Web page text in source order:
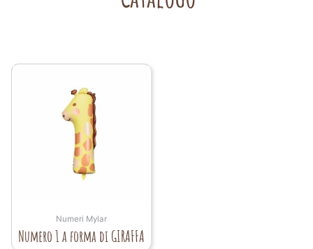
Numeri Mylar
Numero 1 a forma di GIRAFFA